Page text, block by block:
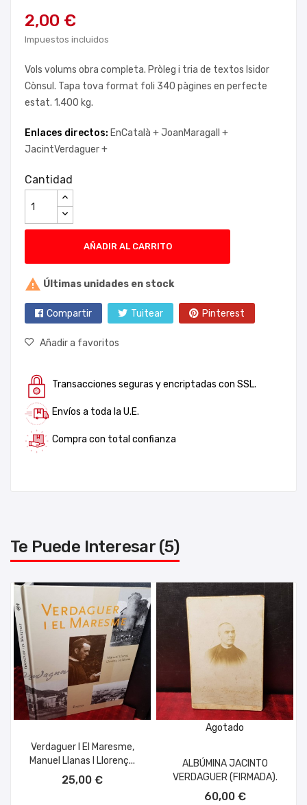
2,00 €
Impuestos incluidos
Vols volums obra completa. Pròleg i tria de textos Isidor
Cònsul. Tapa tova format foli 340 pàgines en perfecte
estat. 1.400 kg.
Enlaces directos: EnCatalà +JoanMaragall +
JacintVerdaguer +
Cantidad
AÑADIR AL CARRITO
 Últimas unidades en stock
Compartir Tuitear Pinterest
Añadir a favoritos
Transacciones seguras y encriptadas con SSL.
Envíos a toda la U.E.
Compra con total confianza
Te Puede Interesar (5)
Verdaguer I El Maresme,
Manuel Llanas I Llorenç...
25,00 €
Agotado
ALBÚMINA JACINTO
VERDAGUER (FIRMADA).
60,00 €